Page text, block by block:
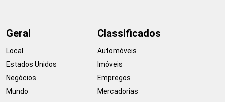
Geral
Local
Estados Unidos
Negócios
Mundo
Classificados
Automóveis
Imóveis
Empregos
Mercadorias